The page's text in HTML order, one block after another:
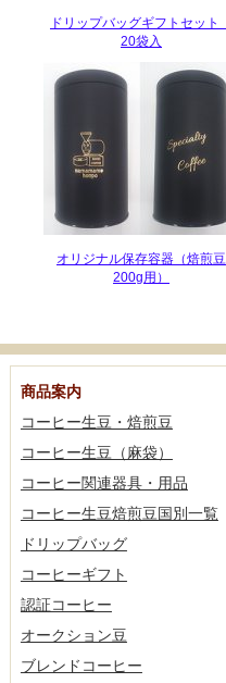
ドリップバッグギフトセット
20袋入
オリジナル保存容器（焙煎豆
200g用）
商品案内
コーヒー生豆・焙煎豆
コーヒー生豆（麻袋）
コーヒー関連器具・用品
コーヒー生豆焙煎豆国別一覧
ドリップバッグ
コーヒーギフト
認証コーヒー
オークション豆
ブレンドコーヒー